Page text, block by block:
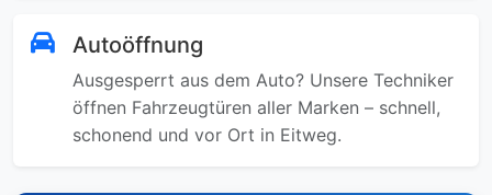
Autoöffnung
Ausgesperrt aus dem Auto? Unsere Techniker
öffnen Fahrzeugtüren aller Marken – schnell,
schonend und vor Ort in Eitweg.